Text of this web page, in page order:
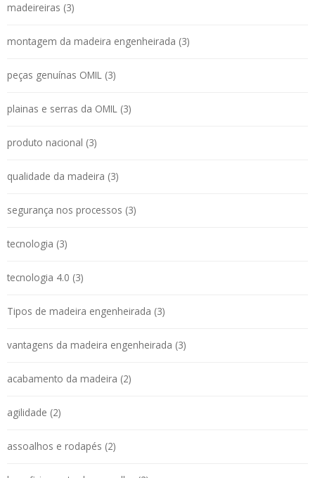
madeireiras (3)
montagem da madeira engenheirada (3)
peças genuínas OMIL (3)
plainas e serras da OMIL (3)
produto nacional (3)
qualidade da madeira (3)
segurança nos processos (3)
tecnologia (3)
tecnologia 4.0 (3)
Tipos de madeira engenheirada (3)
vantagens da madeira engenheirada (3)
acabamento da madeira (2)
agilidade (2)
assoalhos e rodapés (2)